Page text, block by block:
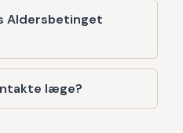
Aldersbetinget
læge?